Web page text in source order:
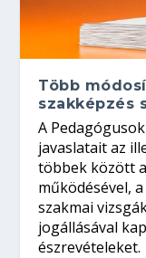
Több
szakképzés
A
javaslatait az
többek között
működésével,
szakmai
jogállásával
észrevételeket.